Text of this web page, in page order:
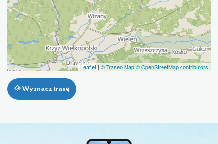
Leaflet |© Traseo Map© OpenStreetMap contributors
Wyznacz trasę